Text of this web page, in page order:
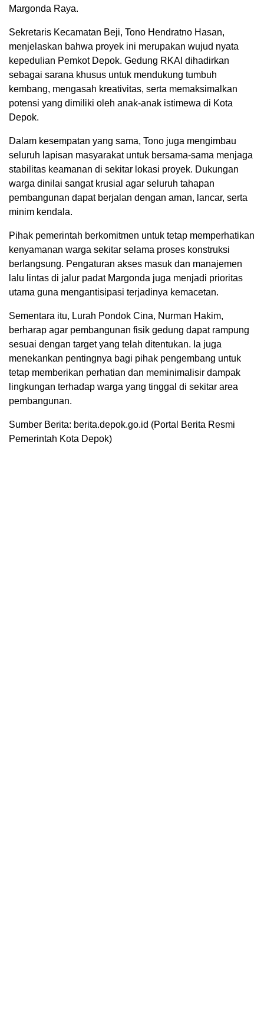
Margonda Raya.
Sekretaris Kecamatan Beji, Tono Hendratno Hasan,
menjelaskan bahwa proyek ini merupakan wujud nyata
kepedulian Pemkot Depok. Gedung RKAI dihadirkan
sebagai sarana khusus untuk mendukung tumbuh
kembang, mengasah kreativitas, serta memaksimalkan
potensi yang dimiliki oleh anak-anak istimewa di Kota
Depok.
Dalam kesempatan yang sama, Tono juga mengimbau
seluruh lapisan masyarakat untuk bersama-sama menjaga
stabilitas keamanan di sekitar lokasi proyek. Dukungan
warga dinilai sangat krusial agar seluruh tahapan
pembangunan dapat berjalan dengan aman, lancar, serta
minim kendala.
Pihak pemerintah berkomitmen untuk tetap memperhatikan
kenyamanan warga sekitar selama proses konstruksi
berlangsung. Pengaturan akses masuk dan manajemen
lalu lintas di jalur padat Margonda juga menjadi prioritas
utama guna mengantisipasi terjadinya kemacetan.
Sementara itu, Lurah Pondok Cina, Nurman Hakim,
berharap agar pembangunan fisik gedung dapat rampung
sesuai dengan target yang telah ditentukan. Ia juga
menekankan pentingnya bagi pihak pengembang untuk
tetap memberikan perhatian dan meminimalisir dampak
lingkungan terhadap warga yang tinggal di sekitar area
pembangunan.
Sumber Berita: berita.depok.go.id (Portal Berita Resmi
Pemerintah Kota Depok)